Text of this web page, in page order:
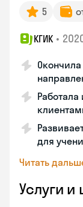
5
КГИК •
Окончила
для
Читать
Услуги и